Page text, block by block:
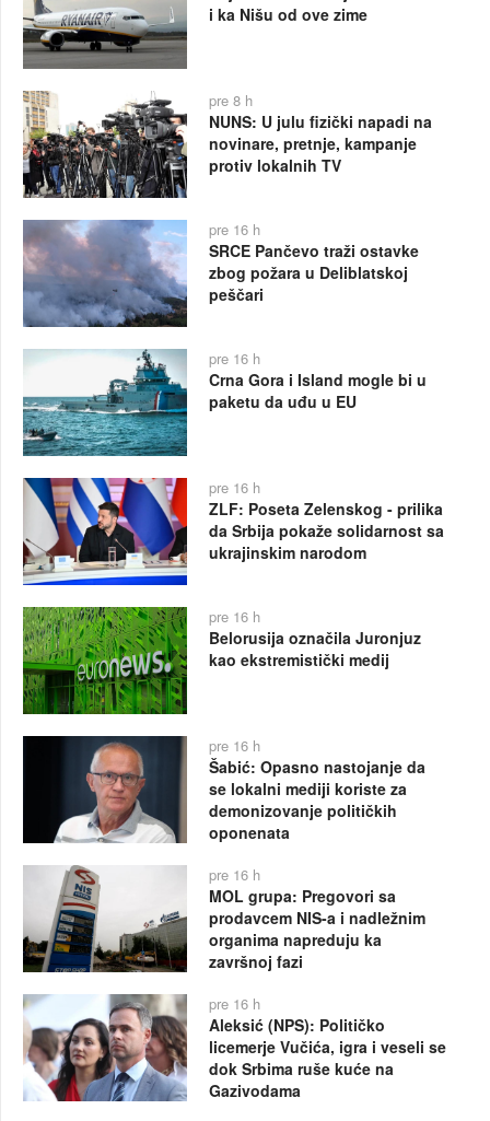
i ka Nišu od ove zime
pre 8 h
NUNS: U julu fizički napadi na
novinare, pretnje, kampanje
protiv lokalnih TV
pre 16 h
SRCE Pančevo traži ostavke
zbog požara u Deliblatskoj
peščari
pre 16 h
Crna Gora i Island mogle bi u
paketu da uđu u EU
pre 16 h
ZLF: Poseta Zelenskog - prilika
da Srbija pokaže solidarnost sa
ukrajinskim narodom
pre 16 h
Belorusija označila Juronjuz
kao ekstremistički medij
pre 16 h
Šabić: Opasno nastojanje da
se lokalni mediji koriste za
demonizovanje političkih
oponenata
pre 16 h
MOL grupa: Pregovori sa
prodavcem NIS-a i nadležnim
organima napreduju ka
završnoj fazi
pre 16 h
Aleksić (NPS): Političko
licemerje Vučića, igra i veseli se
dok Srbima ruše kuće na
Gazivodama